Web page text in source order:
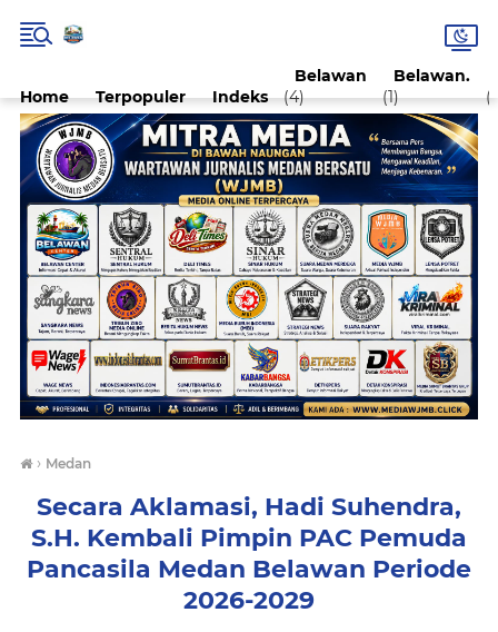
Home Terpopuler Indeks
Belawan
(4)
Belawan.
(1)
› Medan
Secara Aklamasi, Hadi Suhendra,
S.H. Kembali Pimpin PAC Pemuda
Pancasila Medan Belawan Periode
2026-2029